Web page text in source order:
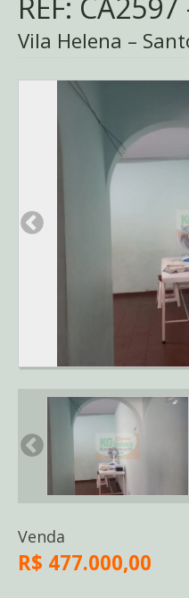
Vila Helena –
Venda
R$ 477.000,00